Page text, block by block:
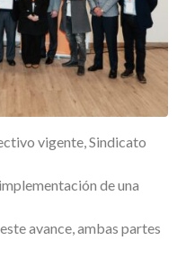
vigente, Sindicato
de una
avance, ambas partes